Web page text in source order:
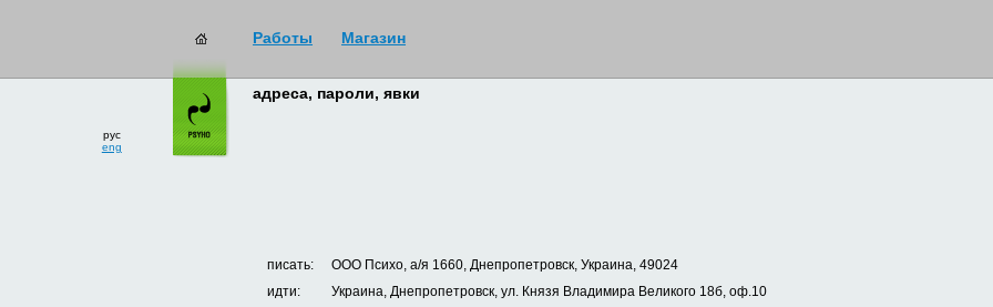
Работы Магазин
рус
eng
адреса, пароли, явки
писать:
ООО Психо, а/я 1660, Днепропетровск, Украина, 49024
идти:
Украина, Днепропетровск, ул. Князя Владимира Великого 18б, оф.10